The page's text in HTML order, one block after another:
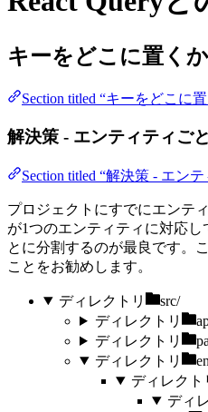
キーをどこに置く
Section titled “キーをどこに
解決策 - エンティティご
Section titled “解決策 - エン
プロジェクトにすでにエンテ
が1つのエンティティに対応
とに分割するのが最良です。
ことをお勧めします。
ディレクトリ
src/
ディレクトリ
ディレクトリ
ディレクトリ
ディレクト
ディ